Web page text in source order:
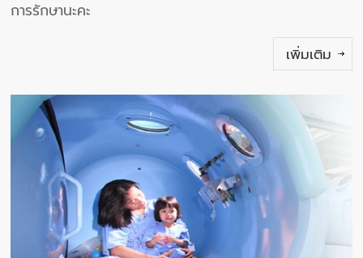
การรักษานะคะ
เพิ่มเติม